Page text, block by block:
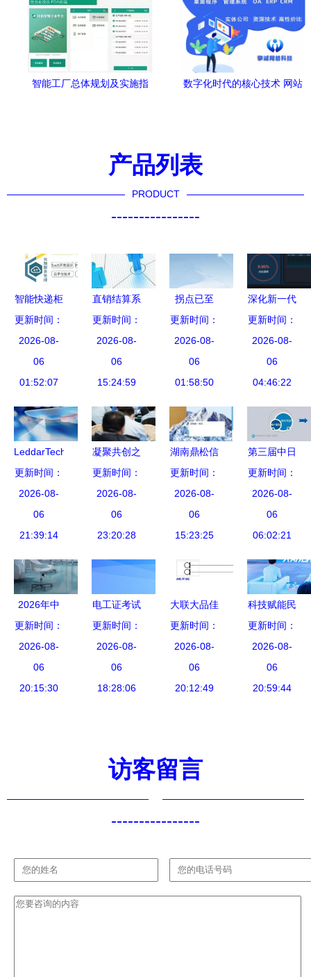
智能工厂总体规划及实施指
数字化时代的核心技术 网站
产品列表
PRODUCT
----------------
智能快递柜
APP与共享
快递柜解决
方案 实现
自动快递收
软硬件定制
开发
更新时间：
2026-08-
06
01:52:07
直销结算系
统软件 广
州双规直销
系统软件开
发与双轨直
解析
更新时间：
2026-08-
06
15:24:59
拐点已至
2019安全
技术咨询服
务行业蝶变
之路里的信
力
更新时间：
2026-08-
06
01:58:50
深化新一代
信息技术与
制造业融
合，加速工
程机械数字
以软件开发
为核心驱动
力
更新时间：
2026-08-
06
04:46:22
LeddarTech
展示传感器
融合与感知
软件
LeddarVision
与应用
更新时间：
2026-08-
06
21:39:14
凝聚共创之
力，浪潮信
息携手存储
生态伙伴启
航数字未来
更新时间：
2026-08-
06
23:20:28
湖南鼎松信
息技术咨询
有限责任公
司 专业软
件开发解决
更新时间：
2026-08-
06
15:23:25
第三届中日
韩房地产估
价论坛 估
价师的未来
之路——信
服务的新机
遇与挑战
更新时间：
2026-08-
06
06:02:21
2026年中
国智慧健康
产业 信息
技术咨询服
务驱动下的
更新时间：
2026-08-
06
20:15:30
电工证考试
全方位指南
理论内容、
增值服务与
个性化学习
更新时间：
2026-08-
06
18:28:06
大联大品佳
集团携手达
发科技，推
出高效能
TWS耳机
体验
更新时间：
2026-08-
06
20:12:49
科技赋能民
生，让AI更
有温度——
广东联通发
布四大AI系
更新时间：
2026-08-
06
20:59:44
访客留言
----------------